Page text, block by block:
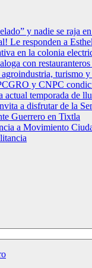
y nadie se raja
Le responden a
en la colonia
con
turismo y
y CNPC
actual temporada de
a disfrutar de la
Guerrero en Tixtla
a Movimiento